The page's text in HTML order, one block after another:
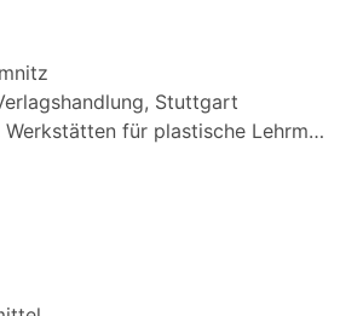
Stuttgart
für plastische Lehrmittel